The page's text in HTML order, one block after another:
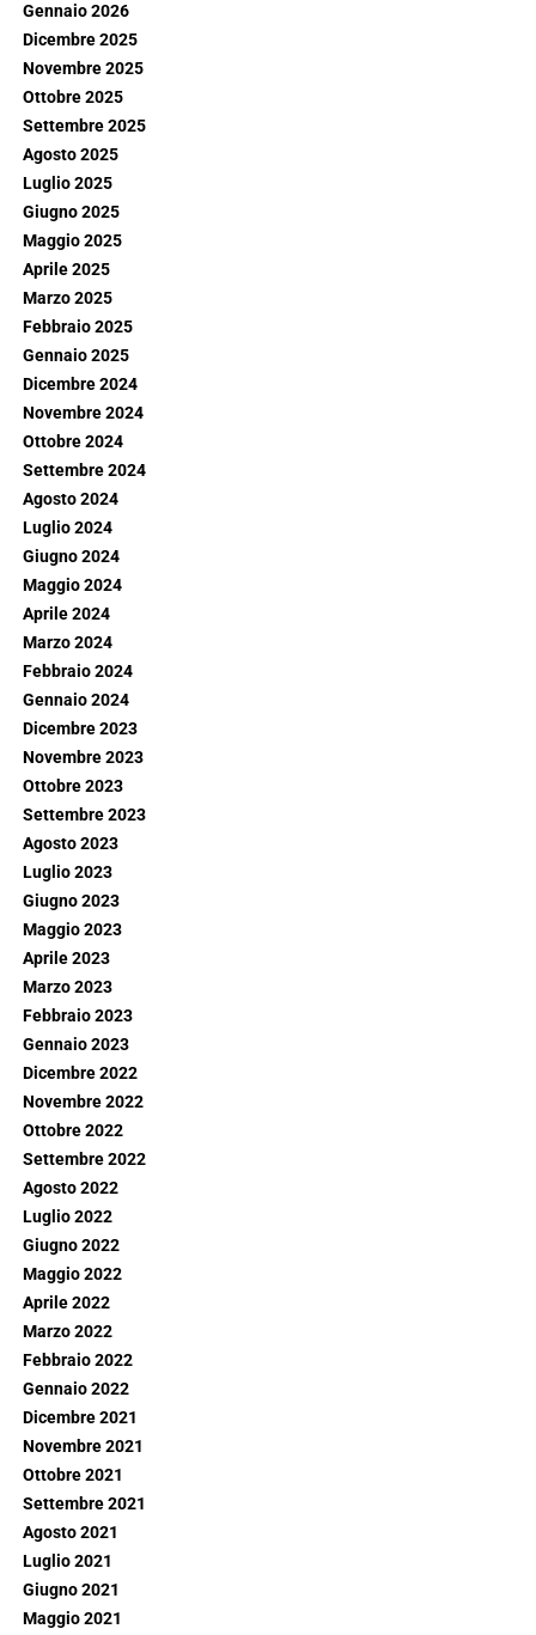
Gennaio 2026
Dicembre 2025
Novembre 2025
Ottobre 2025
Settembre 2025
Agosto 2025
Luglio 2025
Giugno 2025
Maggio 2025
Aprile 2025
Marzo 2025
Febbraio 2025
Gennaio 2025
Dicembre 2024
Novembre 2024
Ottobre 2024
Settembre 2024
Agosto 2024
Luglio 2024
Giugno 2024
Maggio 2024
Aprile 2024
Marzo 2024
Febbraio 2024
Gennaio 2024
Dicembre 2023
Novembre 2023
Ottobre 2023
Settembre 2023
Agosto 2023
Luglio 2023
Giugno 2023
Maggio 2023
Aprile 2023
Marzo 2023
Febbraio 2023
Gennaio 2023
Dicembre 2022
Novembre 2022
Ottobre 2022
Settembre 2022
Agosto 2022
Luglio 2022
Giugno 2022
Maggio 2022
Aprile 2022
Marzo 2022
Febbraio 2022
Gennaio 2022
Dicembre 2021
Novembre 2021
Ottobre 2021
Settembre 2021
Agosto 2021
Luglio 2021
Giugno 2021
Maggio 2021